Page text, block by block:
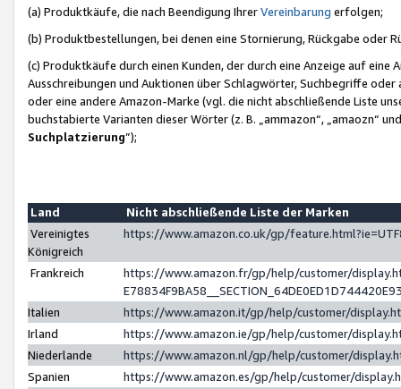
(a) Produktkäufe, die nach Beendigung IhrerVereinbarung erfolgen;
(b) Produktbestellungen, bei denen eine Stornierung, Rückgabe oder
(c) Produktkäufe durch einen Kunden, der durch eine Anzeige auf
Ausschreibungen und Auktionen über Schlagwörter, Suchbegriffe
oder eine andere Amazon-Marke (vgl. die nicht abschließende Liste
buchstabierte Varianten dieser Wörter (z. B. „ammazon“, „amaozn“
Suchplatzierung”);
Land
Nicht abschließende Liste der Marken
Vereinigtes
Königreich
https://www.amazon.co.uk/gp/
Frankreich
https://www.amazon.fr/gp/help/customer/
Italien
https://www.amazon.it/gp/help/customer/
Irland
https://www.amazon.ie/gp/help/customer/
Niederlande
https://www.amazon.nl/gp/help/customer/
Spanien
https://www.amazon.es/gp/help/customer/